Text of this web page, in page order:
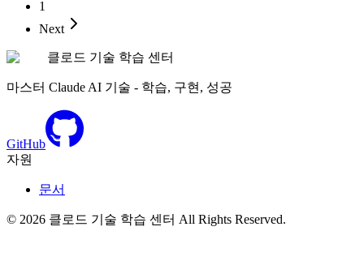
1
Next
클로드 기술 학습 센터
마스터 Claude AI 기술 - 학습, 구현, 성공
GitHub
자원
문서
© 2026 클로드 기술 학습 센터 All Rights Reserved.